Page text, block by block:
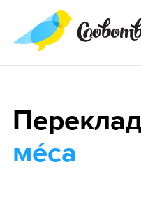
ме́са